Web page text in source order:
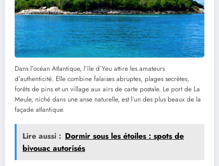
Dans l’océan Atlantique, l’île d’Yeu attire les amateurs
d’authenticité. Elle combine falaises abruptes, plages secrètes,
forêts de pins et un village aux airs de carte postale. Le port de La
Meule, niché dans une anse naturelle, est l’un des plus beaux de la
façade atlantique.
Lire aussi : Dormir sous les étoiles : spots de
bivouac autorisés